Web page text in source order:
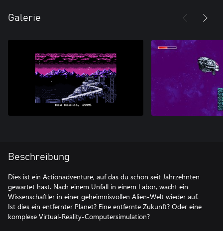
Galerie
Beschreibung
Dies ist ein Actionadventure, auf das du schon seit Jahrzehnten
gewartet hast. Nach einem Unfall in einem Labor, wacht ein
Wissenschaftler in einer geheimnisvollen Alien-Welt wieder auf.
Ist dies ein entfernter Planet? Eine entfernte Zukunft? Oder eine
komplexe Virtual-Reality-Computersimulation?